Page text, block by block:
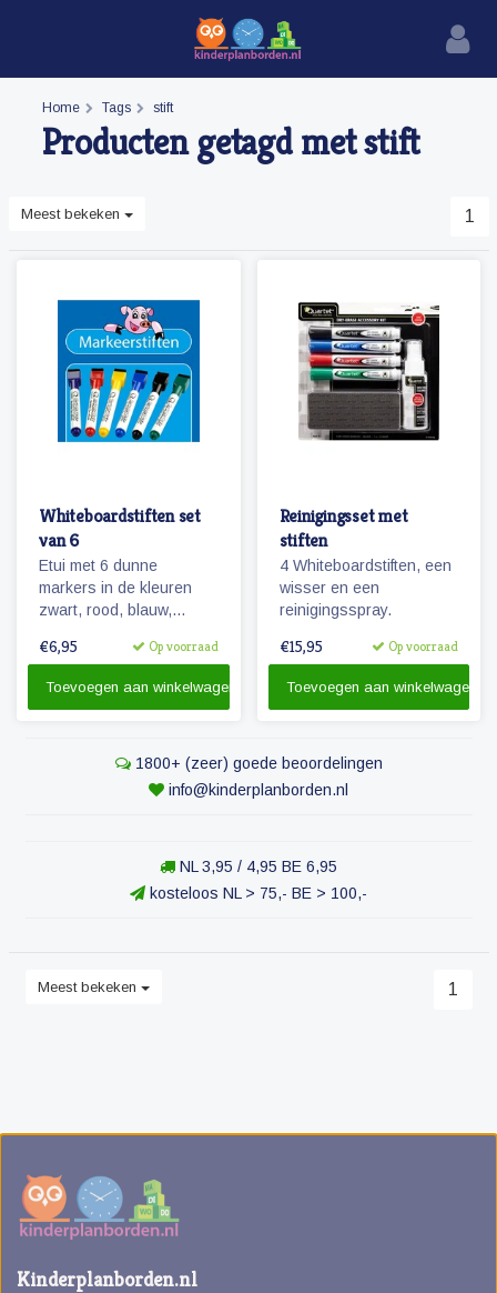
Home Tags stift
Producten getagd met stift
Meest bekeken 1
Whiteboardstiften set
van 6
Etui met 6 dunne
markers in de kleuren
zwart, rood, blauw,
stiften zijn voorzien van
wissertje in de dop.
€6,95 Op voorraad
Toevoegen aan winkelwagen
Reinigingsset met
stiften
4 Whiteboardstiften, een
wisser en een
reinigingsspray.
€15,95 Op voorraad
Toevoegen aan winkelwagen
1800+ (zeer) goede beoordelingen
info@kinderplanborden.nl
NL 3,95 / 4,95 BE 6,95
kosteloos NL > 75,- BE > 100,-
Meest bekeken 1
Kinderplanborden.nl